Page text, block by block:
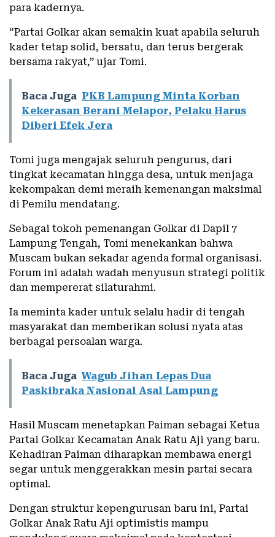
para kadernya.
“Partai Golkar akan semakin kuat apabila seluruh
kader tetap solid, bersatu, dan terus bergerak
bersama rakyat,” ujar Tomi.
Baca Juga PKB Lampung Minta Korban
Kekerasan Berani Melapor, Pelaku Harus
Diberi Efek Jera
Tomi juga mengajak seluruh pengurus, dari
tingkat kecamatan hingga desa, untuk menjaga
kekompakan demi meraih kemenangan maksimal
di Pemilu mendatang.
Sebagai tokoh pemenangan Golkar di Dapil 7
Lampung Tengah, Tomi menekankan bahwa
Muscam bukan sekadar agenda formal organisasi.
Forum ini adalah wadah menyusun strategi politik
dan mempererat silaturahmi.
Ia meminta kader untuk selalu hadir di tengah
masyarakat dan memberikan solusi nyata atas
berbagai persoalan warga.
Baca Juga Wagub Jihan Lepas Dua
Paskibraka Nasional Asal Lampung
Hasil Muscam menetapkan Paiman sebagai Ketua
Partai Golkar Kecamatan Anak Ratu Aji yang baru.
Kehadiran Paiman diharapkan membawa energi
segar untuk menggerakkan mesin partai secara
optimal.
Dengan struktur kepengurusan baru ini, Partai
Golkar Anak Ratu Aji optimistis mampu